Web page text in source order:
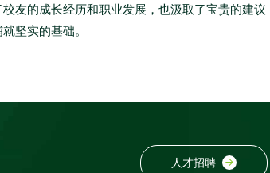
友的成长经历和职业发展，也汲取了宝贵的建议
坚实的基础。
人才招聘